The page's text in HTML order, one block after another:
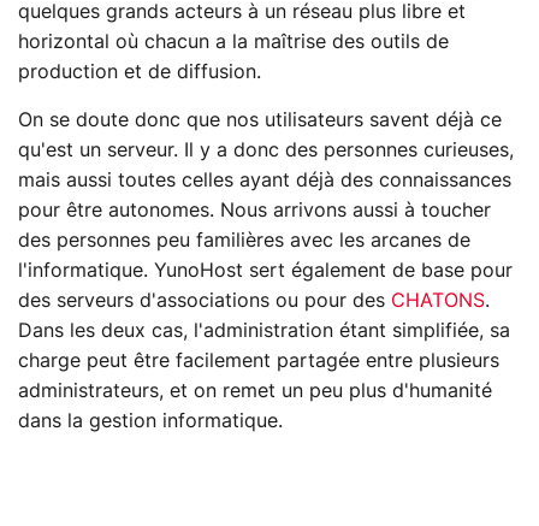
quelques grands acteurs à un réseau plus libre et
horizontal où chacun a la maîtrise des outils de
production et de diffusion.
On se doute donc que nos utilisateurs savent déjà ce
qu'est un serveur. Il y a donc des personnes curieuses,
mais aussi toutes celles ayant déjà des connaissances
pour être autonomes. Nous arrivons aussi à toucher
des personnes peu familières avec les arcanes de
l'informatique. YunoHost sert également de base pour
des serveurs d'associations ou pour des CHATONS.
Dans les deux cas, l'administration étant simplifiée, sa
charge peut être facilement partagée entre plusieurs
administrateurs, et on remet un peu plus d'humanité
dans la gestion informatique.